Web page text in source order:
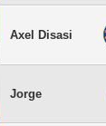
Axel Disasi
Jorge